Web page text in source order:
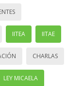
IITEA IITAE
CHARLAS
LEY MICAELA